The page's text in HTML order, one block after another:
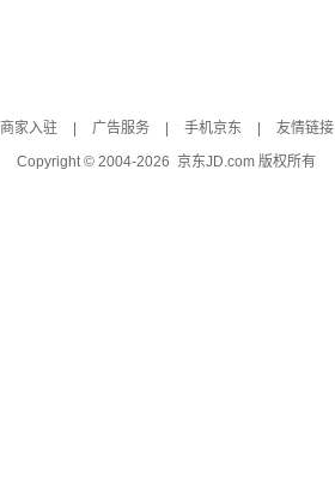
商家入驻 广告服务 手机京东 友情链接
Copyright © 2004-2026 京东JD.com 版权所有